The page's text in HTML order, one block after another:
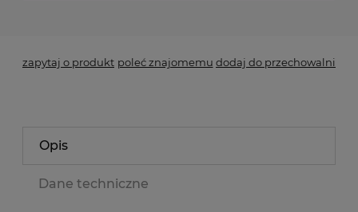
zapytaj o produkt poleć znajomemu dodaj do przechowalni
Opis
Dane techniczne